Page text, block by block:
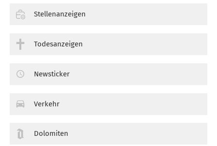
Stellenanzeigen
Todesanzeigen
Newsticker
Verkehr
Dolomiten